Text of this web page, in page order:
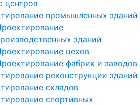
центров
промышленных зданий
зданий
цехов
фабрик и заводов
реконструкции зданий
складов
спортивных